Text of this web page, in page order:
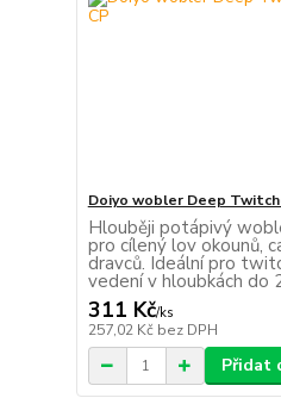
Doiyo wobler Deep
Hlouběji potápivý
pro cílený lov okounů,
dravců. Ideální pro
vedení v hloubkách do
311 Kč/ks
257,02 Kč bez DPH
Přidat